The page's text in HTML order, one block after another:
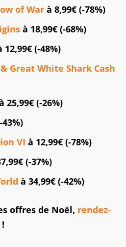
of War à 8,99€ (-78%)
à 18,99€ (-68%)
12,99€ (-48%)
Great White Shark Cash
25,99€ (-26%)
VI à 12,99€ (-78%)
(-37%)
à 34,99€ (-42%)
offres de Noël, rendez-
!